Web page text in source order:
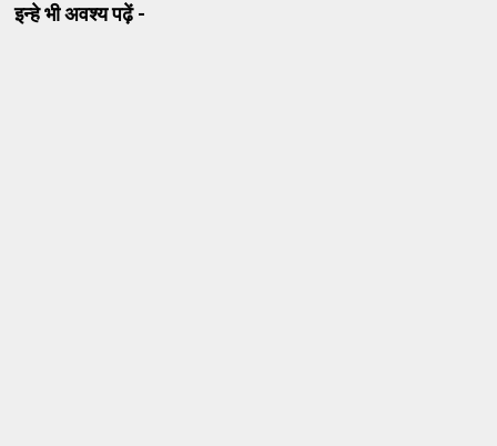
इन्हे भी अवश्य पढ़ें -